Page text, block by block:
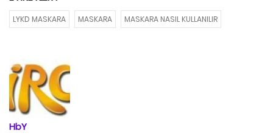
LYKD MASKARA MASKARA MASKARA NASIL KULLANILIR
HbY